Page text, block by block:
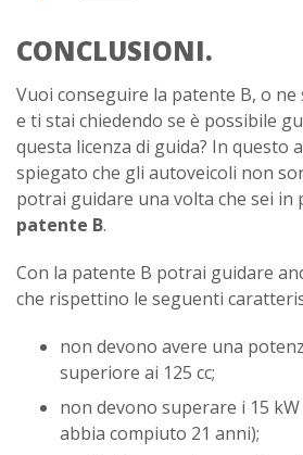
CONCLUSIONI.
Vuoi conseguire la patente B, o ne
e ti stai chiedendo se è possibile
questa licenza di guida? In questo
spiegato che gli autoveicoli non
potrai guidare una volta che sei in
patente B.
Con la patente B potrai guidare
che rispettino le seguenti
non devono avere una
superiore ai 125 cc;
non devono superare i 15
abbia compiuto 21 anni);